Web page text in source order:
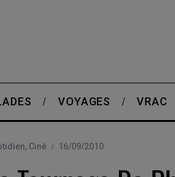
VOYAGES VRAC
, Ciné 16/09/2010